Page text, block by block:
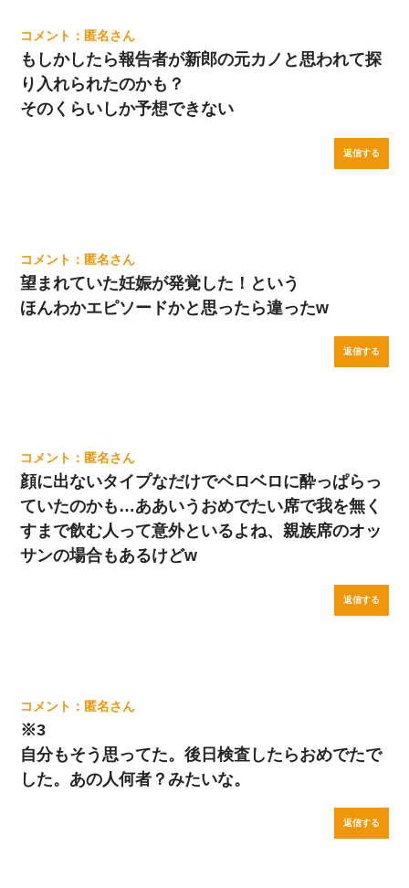
匿名
もしかしたら報告者が新郎の元カノと思われて探
り入れられたのかも？
そのくらいしか予想できない
返信する
匿名
望まれていた妊娠が発覚した！という
ほんわかエピソードかと思ったら違ったw
返信する
匿名
顔に出ないタイプなだけでベロベロに酔っぱらっ
ていたのかも…ああいうおめでたい席で我を無く
すまで飲む人って意外といるよね、親族席のオッ
サンの場合もあるけどw
返信する
匿名
※3
自分もそう思ってた。後日検査したらおめでたで
した。あの人何者？みたいな。
返信する